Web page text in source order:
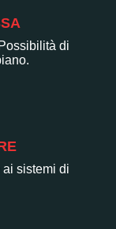
di
sistemi di